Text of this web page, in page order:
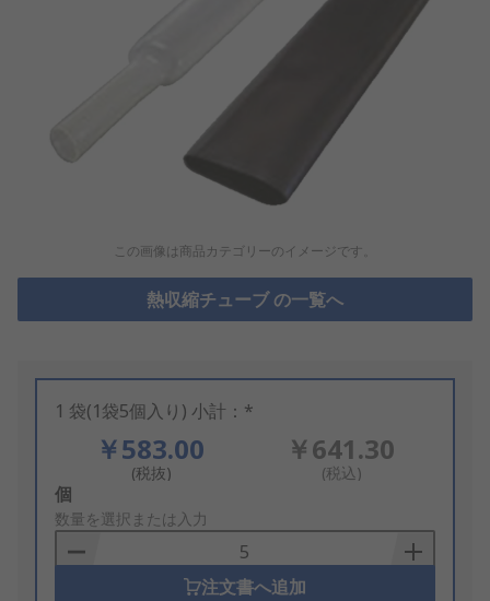
この画像は商品カテゴリーのイメージです。
熱収縮チューブ の一覧へ
1 袋(1袋5個入り) 小計：*
￥583.00
(税抜)
￥641.30
(税込)
Add
to
Basket
個
数量を選択または入力
注文書へ追加